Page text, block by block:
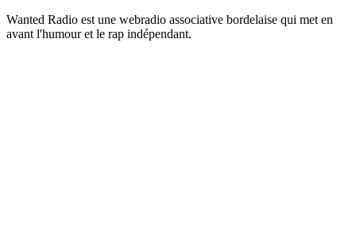
Wanted Radio est une webradio associative bordelaise qui met en
avant l'humour et le rap indépendant.